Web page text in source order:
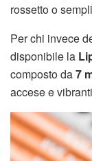
rossetto o
Per chi invece
disponibile la
composto da7
accese e